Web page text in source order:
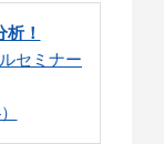
！
セミナー